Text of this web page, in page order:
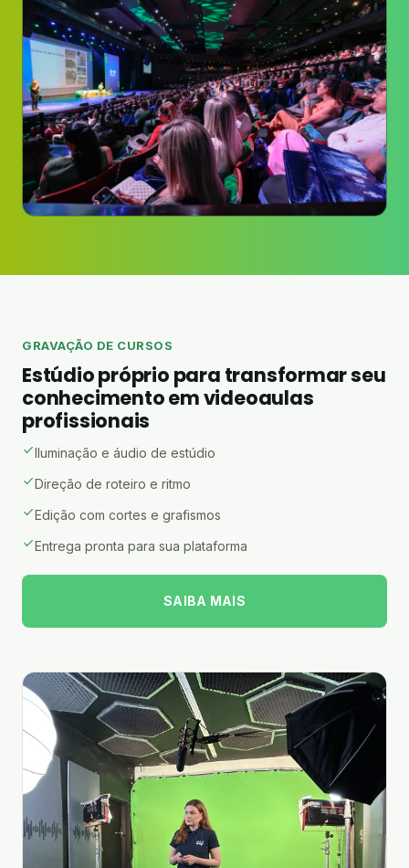
GRAVAÇÃO DE CURSOS
Estúdio próprio para transformar seu
conhecimento em videoaulas
profissionais
Iluminação e áudio de estúdio
Direção de roteiro e ritmo
Edição com cortes e grafismos
Entrega pronta para sua plataforma
SAIBA MAIS